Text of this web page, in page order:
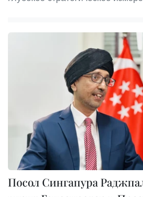
Посол Сингапура